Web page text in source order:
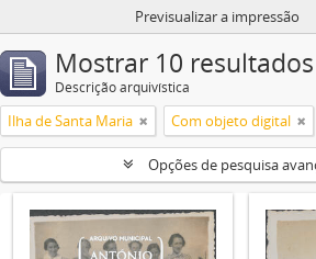
Previsualizar a impressão
Mostrar 10 resultados
Descrição arquivística
Ilha de Santa Maria Com objeto digital
Opções de pesquisa